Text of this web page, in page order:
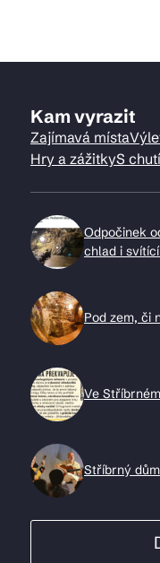
Kam vyrazit
Zajímavá místa
Hry a zážitkyS chutí
Odpočinek
chlad i
Pod zem, či
Ve
Stříbrný